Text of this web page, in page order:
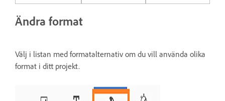
Ändra format
Välj i listan med formatalternativ om du vill använda olika
format i ditt projekt.